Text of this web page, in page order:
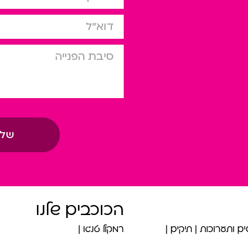
דוא”ל
סיבת הפניה
ותערוכות תיקים
הכוכבים שלנו
רמקול טנגו